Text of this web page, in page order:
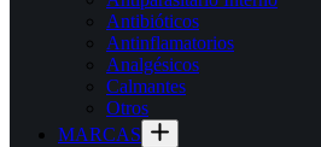
Antibióticos
Antinflamatorios
Analgésicos
Calmantes
Otros
MARCAS